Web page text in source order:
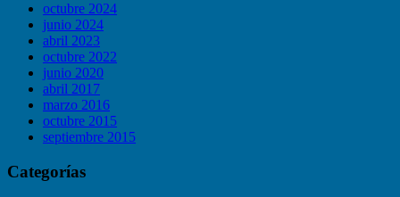
octubre 2024
junio 2024
abril 2023
octubre 2022
junio 2020
abril 2017
marzo 2016
octubre 2015
septiembre 2015
Categorías